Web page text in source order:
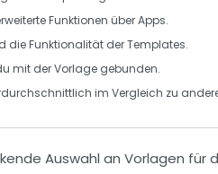
Funktionen über Apps.
dieFunktionalität der Templates.
mit der Vorlage gebunden.
im Vergleich zu
Auswahl an Vorlagen für